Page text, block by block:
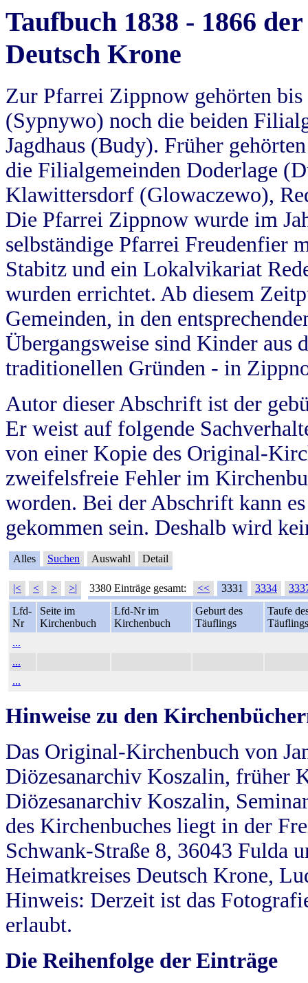
Taufbuch 1838 - 1866
Deutsch Krone
Zur Pfarrei Zippnow gehörten
(Sypnywo) noch die beiden
Jagdhaus (Budy). Früher
die Filialgemeinden Doderlage
Klawittersdorf (Glowaczewo),
Die Pfarrei Zippnow wurde im
selbständige Pfarrei Freudenfier
Stabitz und ein Lokalvikariat
wurden errichtet. Ab diesem
Gemeinden, in den
Übergangsweise sind Kinder aus
traditionellen Gründen - in
Autor dieser Abschrift ist der
Er weist auf folgende
von einer Kopie des Original-
zweifelsfreie Fehler im
worden. Bei der Abschrift kann
gekommen sein. Deshalb wird
Alles Suchen Auswahl Detail
|< < > >| 3380 Einträge gesamt: << 3331 3334
Lfd-
Nr
Seite im
Kirchenbuch
Lfd-Nr im
Kirchenbuch
Geburt des
Täuflings
Taufe
Täuflings
...
...
...
Hinweise zu den
Das Original-Kirchenbuch von
Diözesanarchiv Koszalin, früher
Diözesanarchiv Koszalin,
des Kirchenbuches liegt in der
Schwank-Straße 8, 36043 Fulda
Heimatkreises Deutsch Krone,
Hinweis: Derzeit ist das
erlaubt.
Die Reihenfolge der Einträge